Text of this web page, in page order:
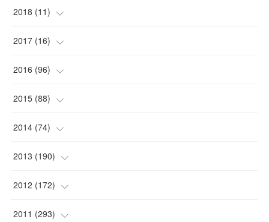
( 1)
(1)
( 1)
(1)
2018 (11)
(2)
(1)
(1)
(1)
2017 (16)
(1)
(2)
(1)
( 3)
2016 (96)
(2)
(5)
(6)
(3)
2015 (88)
(4)
(7)
(6)
(6)
2014 (74)
(9)
(14)
(6)
2013 (190)
(17)
(22)
2012 (172)
(12)
2011 (293)